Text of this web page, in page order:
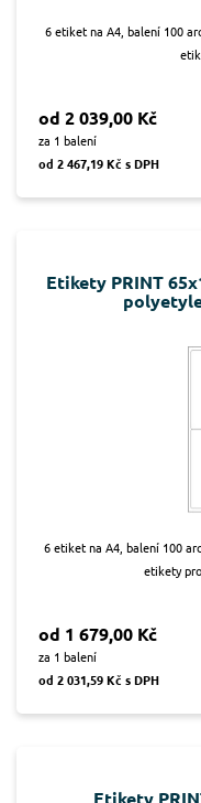
6 etiket na A4, balení 100
od 2 039,00 Kč
za 1 balení
od 2 467,19 Kč s DPH
Etikety PRINT
6 etiket na A4, balení 100
etikety
od 1 679,00 Kč
za 1 balení
od 2 031,59 Kč s DPH
Etikety